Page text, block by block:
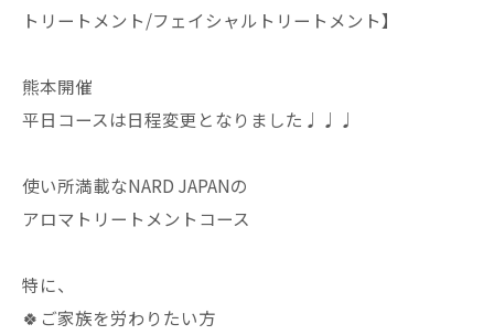
トリートメント/フェイシャルトリートメント】
熊本開催
平日コースは日程変更となりました♩♩♩
使い所満載なNARD JAPANの
アロマトリートメントコース
特に、
🍀ご家族を労わりたい方